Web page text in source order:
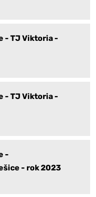
- TJ Viktoria -
- TJ Viktoria -
-
- rok 2023